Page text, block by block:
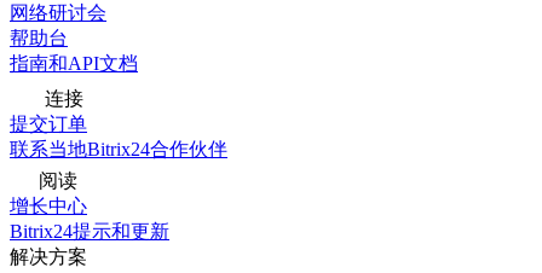
网络研讨会
帮助台
指南和API文档
连接
提交订单
联系当地Bitrix24合作伙伴
阅读
增长中心
Bitrix24提示和更新
解决方案